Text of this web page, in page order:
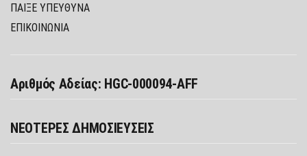
ΠΑΊΞΕ ΥΠΕΎΘΥΝΑ
ΕΠΙΚΟΙΝΩΝΙΑ
Αριθμός Αδείας: HGC-000094-AFF
ΝΕΟΤΕΡΕΣ ΔΗΜΟΣΙΕΥΣΕΙΣ